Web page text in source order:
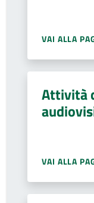
VAI ALLA
Attività
VAI ALLA